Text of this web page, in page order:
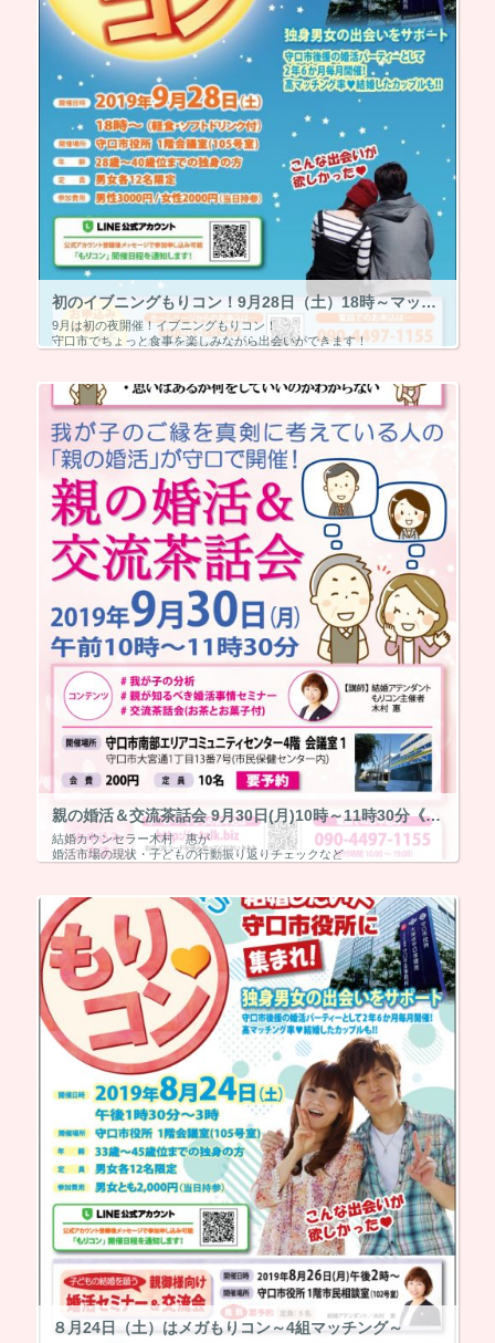
初のイブニングもりコン！9月28日（土）18時～マッチング5組～
9月は初の夜開催！イブニングもりコン！
守口市でちょっと食事を楽しみながら出会いができます！
親の婚活＆交流茶話会 9月30日(月)10時～11時30分《終了》
結婚カウンセラー木村 惠が
婚活市場の現状・子どもの行動振り返りチェックなど
８月24日（土）はメガもりコン～4組マッチング～